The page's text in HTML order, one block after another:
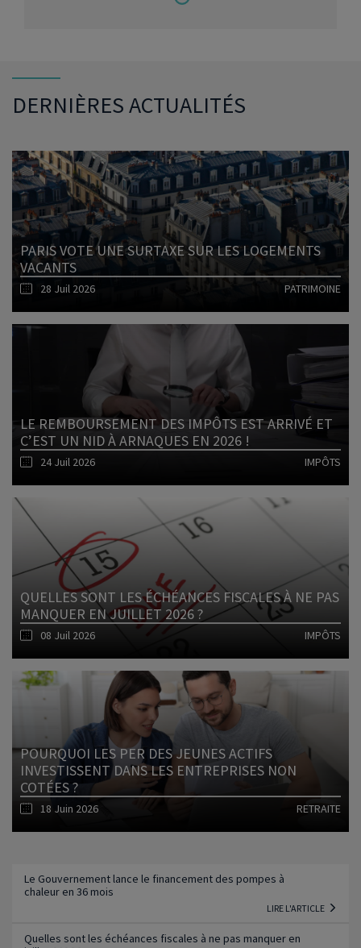
DERNIÈRES ACTUALITÉS
PARIS VOTE UNE SURTAXE SUR LES LOGEMENTS
VACANTS
28 Juil 2026 PATRIMOINE
LE REMBOURSEMENT DES IMPÔTS EST ARRIVÉ ET
C’EST UN NID À ARNAQUES EN 2026 !
24 Juil 2026 IMPÔTS
Lire l'article
QUELLES SONT LES ÉCHÉANCES FISCALES À NE PAS
MANQUER EN JUILLET 2026 ?
08 Juil 2026 IMPÔTS
Lire l'article
POURQUOI LES PER DES JEUNES ACTIFS
INVESTISSENT DANS LES ENTREPRISES NON
COTÉES ?
18 Juin 2026 RETRAITE
Le Gouvernement lance le financement des pompes à
chaleur en 36 mois
LIRE L'ARTICLE
Quelles sont les échéances fiscales à ne pas manquer en